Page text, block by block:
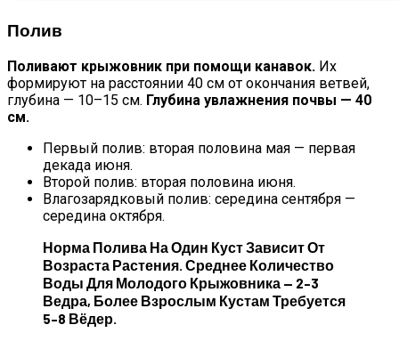
Полив
Поливают крыжовник при помощи канавок. Их
формируют на расстоянии 40 см от окончания ветвей,
глубина — 10–15 см. Глубина увлажнения почвы — 40
см.
Первый полив: вторая половина мая — первая
декада июня.
Второй полив: вторая половина июня.
Влагозарядковый полив: середина сентября —
середина октября.
Норма Полива На Один Куст Зависит От
Возраста Растения. Среднее Количество
Воды Для Молодого Крыжовника — 2–3
Ведра, Более Взрослым Кустам Требуется
5–8 Вёдер.